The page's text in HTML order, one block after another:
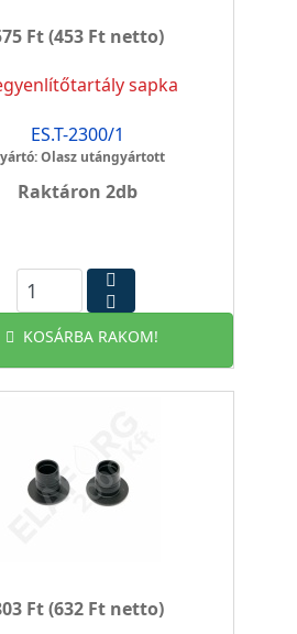
Ft(453 Ft netto)
sapka
ES.T-2300/1
Olasz utángyártott
Raktáron 2db
KOSÁRBA RAKOM!
Ft(632 Ft netto)